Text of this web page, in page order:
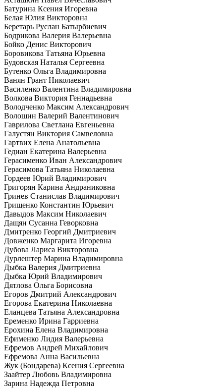
Батурина Ксения Игоревна
Белая Юлия Викторовна
Беретарь Руслан Батырбиевич
Бодрикова Валерия Валерьевна
Бойко Денис Викторович
Боровикова Татьяна Юрьевна
Будовская Наталья Сергеевна
Бутенко Ольга Владимировна
Ванян Грант Николаевич
Василенко Валентина Владимировна
Волкова Виктория Геннадьевна
Володченко Максим Александрович
Волошин Валерий Валентинович
Гаврилова Светлана Евгеньевна
Галустян Виктория Самвеловна
Гартвих Елена Анатольевна
Гедиан Екатерина Валерьевна
Герасименко Иван Александрович
Герасимова Татьяна Николаевна
Гордеев Юрий Владимирович
Григорян Карина Андраниковна
Гринев Станислав Владимирович
Грищенко Константин Юрьевич
Давыдов Максим Николаевич
Дащян Сусанна Геворковна
Дмитренко Георгий Дмитриевич
Довженко Маргарита Игоревна
Дубова Лариса Викторовна
Дурлештер Марина Владимировна
Дыбка Валерия Дмитриевна
Дыбка Юрий Владимирович
Дятлова Ольга Борисовна
Егоров Дмитрий Александрович
Егорова Екатерина Николаевна
Еланцева Татьяна Александровна
Еременко Ирина Гарриевна
Ерохина Елена Владимировна
Ефименко Лидия Валерьевна
Ефремов Андрей Михайлович
Ефремова Анна Васильевна
Жук (Бондарева) Ксения Сергеевна
Заайтер Любовь Владимировна
Зарина Надежда Петровна